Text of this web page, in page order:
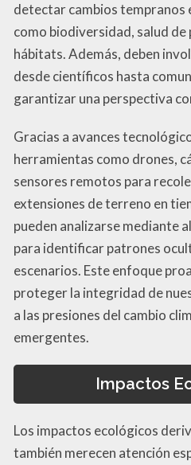
detectar cambios tempranos
como biodiversidad, salud de
hábitats. Además, deben
desde científicos hasta
garantizar una perspectiva
Gracias a avances
herramientas como drones,
sensores remotos para
extensiones de terreno en
pueden analizarse mediante
para identificar patrones
escenarios. Este enfoque
proteger la integridad de
a las presiones del cambio
emergentes.
Impactos
Los impactos ecológicos
también merecen atención